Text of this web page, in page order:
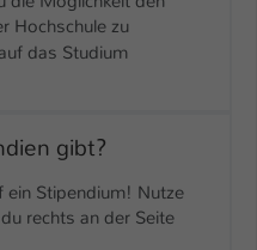
Hochschule zu
das Studium
gibt?
ein Stipendium! Nutze
rechts an der Seite